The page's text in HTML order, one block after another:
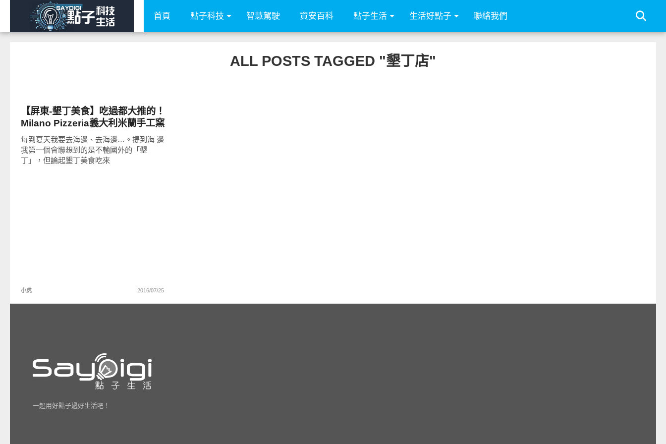
首頁 點子科技 智慧駕駛 資安百科 點子生活 生活好點子 聯絡我們
ALL POSTS TAGGED "墾丁店"
【屏東-墾丁美食】吃過都大推的！
Milano Pizzeria義大利米蘭手工窯
烤披薩，現在墾丁也吃的到啦！
每到夏天我要去海邊、去海邊…。提到海 邊
我第一個會聯想到的是不輸國外的「墾
丁」，但論起墾丁美食吃來
小虎 2016/07/25
一起用好點子過好生活吧！